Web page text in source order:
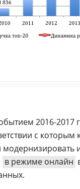
2016-2017
с
в режиме онлайн